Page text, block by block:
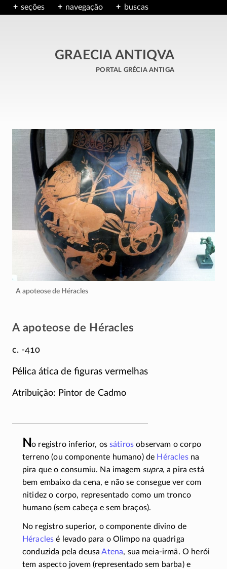
seções navegação buscas
GRAECIA ANTIQVA
portal grécia antiga
A apoteose de Héracles
A apoteose de Héracles
c. -410
Pélica ática de figuras vermelhas
Atribuição: Pintor de Cadmo
No registro inferior, ossátiros observam o corpo
terreno (ou componente humano) de Héraclesna
pira que o consumiu. Na imagem supra, a pira está
bem embaixo da cena, e não se consegue ver com
nitidez o corpo, representado como um tronco
humano (sem cabeça e sem braços).
No registro superior, o componente divino de
Héracles é levado para o Olimpo na quadriga
conduzida pela deusaAtena, sua meia-irmã. O herói
tem aspecto jovem (representado sem barba) e